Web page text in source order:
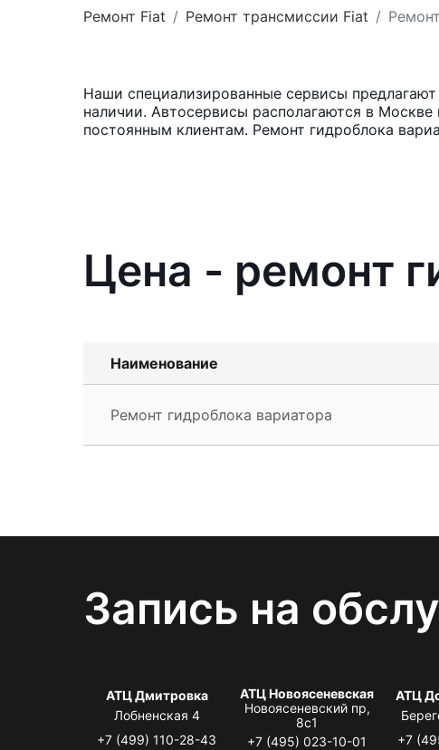
Ремонт Fiat Ремонт трансмиссии Fiat
Наши специализированные сервисы
наличии. Автосервисы располагаются в
постоянным клиентам. Ремонт гидроблока
Цена - ремонт
Наименование
Ремонт гидроблока вариатора
Запись на
АТЦ Дмитровка
Лобненская 4
+7 (499) 110-28-43
АТЦ Новоясеневская
Новоясеневский пр,
8с1
+7 (495) 023-10-01
АТЦ
+7